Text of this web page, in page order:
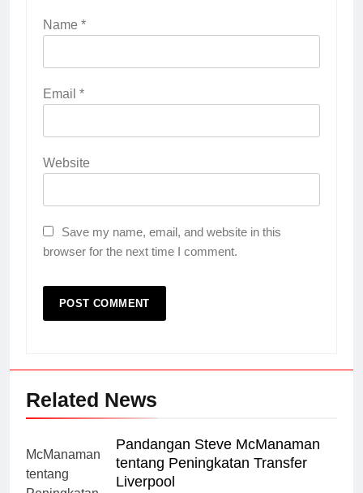
Name *
Email *
Website
Save my name, email, and website in this
browser for the next time I comment.
Related News
Pandangan Steve McManaman
tentang Peningkatan Transfer
Liverpool